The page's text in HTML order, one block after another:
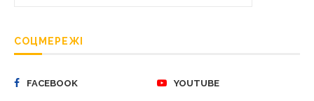
СОЦМЕРЕЖІ
FACEBOOK YOUTUBE